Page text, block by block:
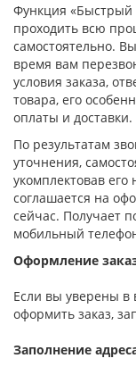
Функция «Быстрый
проходить всю
самостоятельно.
время вам
условия заказа,
товара, его
оплаты и доставки.
По результатам
уточнения,
укомплектовав
соглашается на
сейчас. Получает
мобильный
Оформление
Если вы уверены в
оформить заказ,
Заполнение